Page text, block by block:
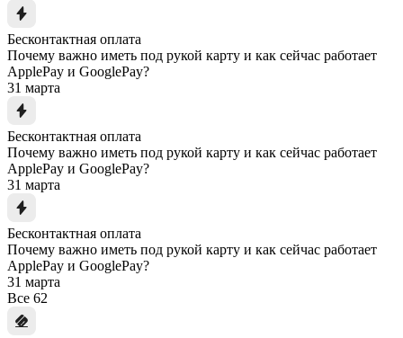
Бесконтактная оплата
Почему важно иметь под рукой карту и как сейчас работает
ApplePay и GooglePay?
31 марта
Бесконтактная оплата
Почему важно иметь под рукой карту и как сейчас работает
ApplePay и GooglePay?
31 марта
Бесконтактная оплата
Почему важно иметь под рукой карту и как сейчас работает
ApplePay и GooglePay?
31 марта
Все 62